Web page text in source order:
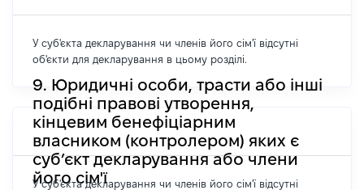
У суб'єкта декларування чи членів його сім'ї відсутні
об'єкти для декларування в цьому розділі.
9. Юридичні особи, трасти або інші
подібні правові утворення,
кінцевим бенефіціарним
власником (контролером) яких є
суб’єкт декларування або члени
його сім'ї
У суб'єкта декларування чи членів його сім'ї відсутні